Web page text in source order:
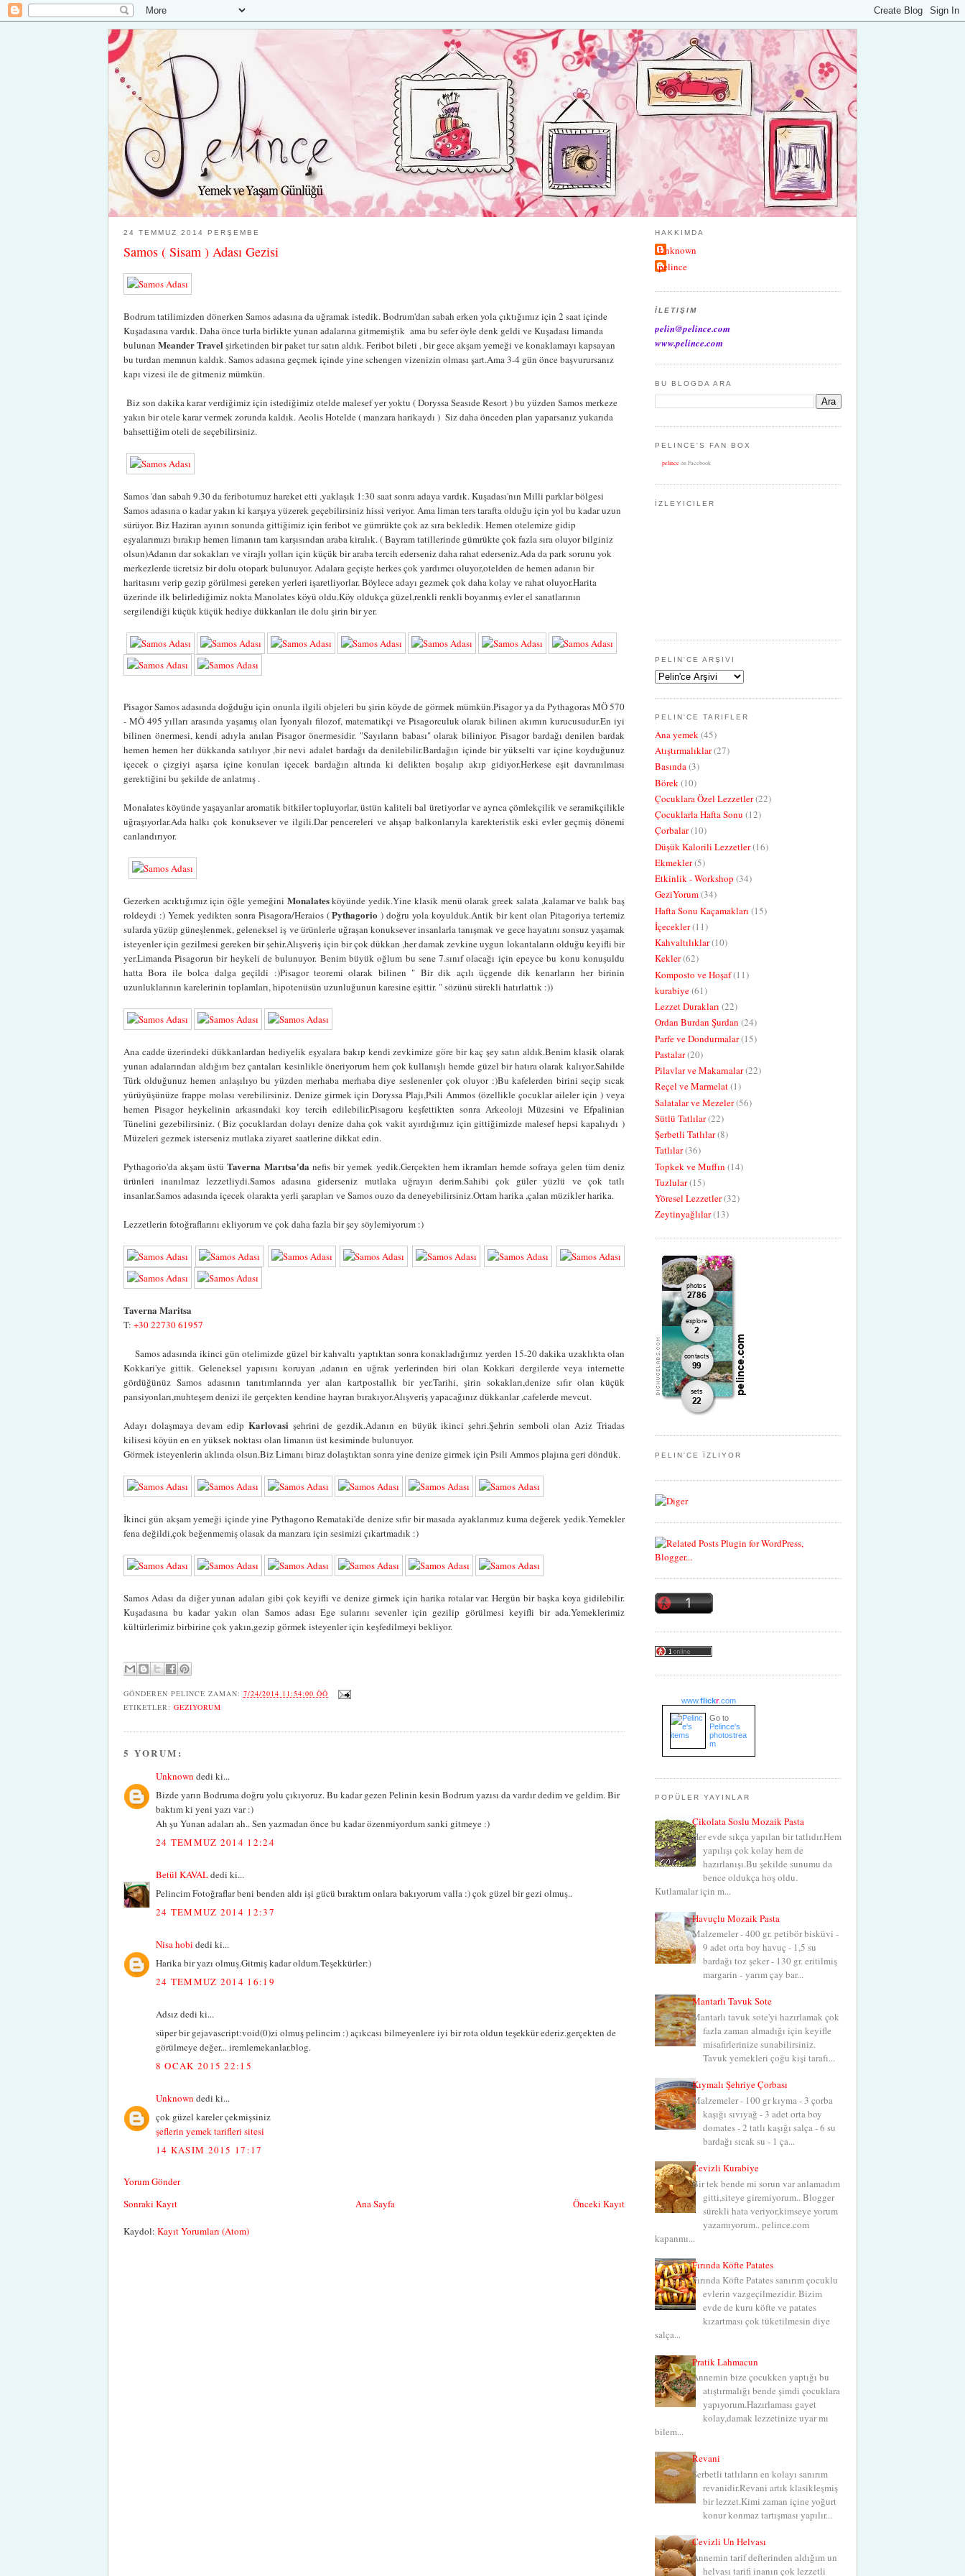
24 TEMMUZ 2014 PERŞEMBE
Samos ( Sisam ) Adası Gezisi
Bodrum tatilimizden dönerken Samos adasına da uğramak istedik. Bodrum'dan sabah erken yola çıktığımız için 2 saat içinde
Kuşadasına vardık. Daha önce turla birlikte yunan adalarına gitmemiştik ama bu sefer öyle denk geldi ve Kuşadası limanda
bulunan Meander Travelşirketinden bir paket tur satın aldık. Feribot bileti , bir gece akşam yemeği ve konaklamayı kapsayan
bu turdan memnun kaldık. Samos adasına geçmek içinde yine schengen vizenizin olması şart.Ama 3-4 gün önce başvurursanız
kapı vizesi ile de gitmeniz mümkün.
Biz son dakika karar verdiğimiz için istediğimiz otelde malesef yer yoktu ( Doryssa Seasıde Resort ) bu yüzden Samos merkeze
yakın bir otele karar vermek zorunda kaldık. Aeolis Hotelde ( manzara harikaydı ) Siz daha önceden plan yaparsanız yukarıda
bahsettiğim oteli de seçebilirsiniz.
Samos 'dan sabah 9.30 da feribotumuz hareket etti ,yaklaşık 1:30 saat sonra adaya vardık. Kuşadası'nın Milli parklar bölgesi
Samos adasına o kadar yakın ki karşıya yüzerek geçebilirsiniz hissi veriyor. Ama liman ters tarafta olduğu için yol bu kadar uzun
sürüyor. Biz Haziran ayının sonunda gittiğimiz için feribot ve gümrükte çok az sıra bekledik. Hemen otelemize gidip
eşyalarımızı bırakıp hemen limanın tam karşısından araba kiralık. ( Bayram tatillerinde gümrükte çok fazla sıra oluyor bilginiz
olsun)Adanın dar sokakları ve virajlı yolları için küçük bir araba tercih ederseniz daha rahat ederseniz.Ada da park sorunu yok
merkezlerde ücretsiz bir dolu otopark bulunuyor. Adalara geçişte herkes çok yardımcı oluyor,otelden de hemen adanın bir
haritasını verip gezip görülmesi gereken yerleri işaretliyorlar. Böylece adayı gezmek çok daha kolay ve rahat oluyor.Harita
üzerinde ilk belirlediğimiz nokta Manolates köyü oldu.Köy oldukça güzel,renkli renkli boyanmış evler el sanatlarının
sergilendiği küçük küçük hediye dükkanları ile dolu şirin bir yer.
Pisagor Samos adasında doğduğu için onunla ilgili objeleri bu şirin köyde de görmek mümkün.Pisagor ya da Pythagoras MÖ 570
- MÖ 495 yılları arasında yaşamış olan İyonyalı filozof, matematikçi ve Pisagorculuk olarak bilinen akımın kurucusudur.En iyi
bilinen önermesi, kendi adıyla anılan Pisagor önermesidir. "Sayıların babası" olarak biliniyor. Pisagor bardağı denilen bardak
hemen hemen her dükkanda satılıyor ,bir nevi adalet bardağı da denilebilir.Bardağın içinde bir yükselti var içine koyduğunuz
içecek o çizgiyi aşarsa içine konulan içecek bardağın altında ki delikten boşalıp akıp gidiyor.Herkese eşit davranılması
gerektiğini bu şekilde de anlatmış .
Monalates köyünde yaşayanlar aromatik bitkiler topluyorlar, üstün kaliteli bal üretiyorlar ve ayrıca çömlekçilik ve seramikçilikle
uğraşıyorlar.Ada halkı çok konuksever ve ilgili.Dar pencereleri ve ahşap balkonlarıyla karekteristik eski evler geçmiş dönemi
canlandırıyor.
Gezerken acıktığımız için öğle yemeğini Monalatesköyünde yedik.Yine klasik menü olarak greek salata ,kalamar ve balık baş
roldeydi :) Yemek yedikten sonra Pisagora/Heraios (Pythagorio ) doğru yola koyulduk.Antik bir kent olan Pitagoriya tertemiz
sularda yüzüp güneşlenmek, geleneksel iş ve ürünlerle uğraşan konuksever insanlarla tanışmak ve gece hayatını sonsuz yaşamak
isteyenler için gezilmesi gereken bir şehir.Alışveriş için bir çok dükkan ,her damak zevkine uygun lokantaların olduğu keyifli bir
yer.Limanda Pisagorun bir heykeli de bulunuyor. Benim büyük oğlum bu sene 7.sınıf olacağı için epeyce bu konu konuşuldu
hatta Bora ile bolca dalga geçildi :)Pisagor teoremi olarak bilinen " Bir dik açılı üçgende dik kenarların her birinin
uzunluklarının karelerinin toplamları, hipotenüsün uzunluğunun karesine eşittir. " sözünü sürekli hatırlattık :))
Ana cadde üzerindeki dükkanlardan hediyelik eşyalara bakıp kendi zevkimize göre bir kaç şey satın aldık.Benim klasik olarak
yunan adalarından aldığım bez çantaları kesinlikle öneriyorum hem çok kullanışlı hemde güzel bir hatıra olarak kalıyor.Sahilde
Türk olduğunuz hemen anlaşılıyo bu yüzden merhaba merhaba diye seslenenler çok oluyor :)Bu kafelerden birini seçip sıcak
yürüyüşünüze frappe molası verebilirsiniz. Denize girmek için Doryssa Plajı,Psili Ammos (özellikle çocuklar aileler için ) veya
hemen Pisagor heykelinin arkasındaki koy tercih edilebilir.Pisagoru keşfettikten sonra Arkeoloji Müzesini ve Efpalinian
Tünelini gezebilirsiniz. ( Biz çocuklardan dolayı denize daha çok vakit ayırdığımız için gittiğimizde malesef hepsi kapalıydı )
Müzeleri gezmek isterseniz mutlaka ziyaret saatlerine dikkat edin.
Pythagorio'da akşam üstüTaverna Marıtsa'da nefis bir yemek yedik.Gerçekten hem ikramları hemde sofraya gelen tüm deniz
ürünleri inanılmaz lezzetliydi.Samos adasına giderseniz mutlaka uğrayın derim.Sahibi çok güler yüzlü ve çok tatlı
insanlar.Samos adasında içecek olarakta yerli şarapları ve Samos ouzo da deneyebilirsiniz.Ortam harika ,çalan müzikler harika.
Lezzetlerin fotoğraflarını ekliyorum ve çok daha fazla bir şey söylemiyorum :)
Taverna Maritsa
T: +30 22730 61957
Samos adasında ikinci gün otelimizde güzel bir kahvaltı yaptıktan sonra konakladığımız yerden 15-20 dakika uzaklıkta olan
Kokkari'ye gittik. Geleneksel yapısını koruyan ,adanın en uğrak yerlerinden biri olan Kokkari dergilerde veya internette
gördüğünüz Samos adasının tanıtımlarında yer alan kartpostallık bir yer.Tarihi, şirin sokakları,denize sıfır olan küçük
pansiyonları,muhteşem denizi ile gerçekten kendine hayran bırakıyor.Alışveriş yapacağınız dükkanlar ,cafelerde mevcut.
Adayı dolaşmaya devam edip Karlovasişehrini de gezdik.Adanın en büyük ikinci şehri.Şehrin semboli olan Aziz Triadas
kilisesi köyün en en yüksek noktası olan limanın üst kesiminde bulunuyor.
Görmek isteyenlerin aklında olsun.Biz Limanı biraz dolaştıktan sonra yine denize girmek için Psili Ammos plajına geri döndük.
İkinci gün akşam yemeği içinde yine Pythagorıo Remataki'de denize sıfır bir masada ayaklarımız kuma değerek yedik.Yemekler
fena değildi,çok beğenmemiş olasak da manzara için sesimizi çıkartmadık :)
Samos Adası da diğer yunan adaları gibi çok keyifli ve denize girmek için harika rotalar var. Hergün bir başka koya gidilebilir.
Kuşadasına bu kadar yakın olan Samos adası Ege sularını sevenler için gezilip görülmesi keyifli bir ada.Yemeklerimiz
kültürlerimiz birbirine çok yakın,gezip görmek isteyenler için keşfedilmeyi bekliyor.
GÖNDEREN PELINCE ZAMAN:7/24/2014 11:54:00 ÖÖ
ETIKETLER: GEZIYORUM
5 YORUM:
Unknown dedi ki...
Bizde yarın Bodruma doğru yolu çıkıyoruz. Bu kadar gezen Pelinin kesin Bodrum yazısı da vardır dedim ve geldim. Bir
baktım ki yeni yazı var :)
Ah şu Yunan adaları ah.. Sen yazmadan önce bu kadar özenmiyordum sanki gitmeye :)
24 TEMMUZ 2014 12:24
Betül KAVALdedi ki...
Pelincim Fotoğraflar beni benden aldı işi gücü bıraktım onlara bakıyorum valla :) çok güzel bir gezi olmuş..
24 TEMMUZ 2014 12:37
Nisa hobi dedi ki...
Harika bir yazı olmuş.Gitmiş kadar oldum.Teşekkürler:)
24 TEMMUZ 2014 16:19
Adsız dedi ki...
süper bir gejavascript:void(0)zi olmuş pelincim :) açıkcası bilmeyenlere iyi bir rota oldun teşekkür ederiz.gerçekten de
görülmeye değer... iremlemekanlar.blog.
8 OCAK 2015 22:15
Unknown dedi ki...
çok güzel kareler çekmişsiniz
şeflerin yemek tarifleri sitesi
14 KASIM 2015 17:17
Yorum Gönder
Sonraki Kayıt
Önceki Kayıt
Ana Sayfa
Kaydol: Kayıt Yorumları (Atom)
HAKKIMDA
Unknown
pelince
İLETIŞIM
pelin@pelince.com
www.pelince.com
BU BLOGDA ARA
PELINCE'S FAN BOX
pelince on Facebook
İZLEYICILER
PELIN'CE ARŞIVI
PELIN'CE TARIFLER
Ana yemek(45)
Atıştırmalıklar(27)
Basında(3)
Börek(10)
Çocuklara Özel Lezzetler(22)
Çocuklarla Hafta Sonu (12)
Çorbalar(10)
Düşük Kalorili Lezzetler(16)
Ekmekler(5)
Etkinlik - Workshop (34)
GeziYorum(34)
Hafta Sonu Kaçamakları (15)
İçecekler(11)
Kahvaltılıklar(10)
Kekler(62)
Komposto ve Hoşaf(11)
kurabiye(61)
Lezzet Durakları (22)
Ordan Burdan Şurdan (24)
Parfe ve Dondurmalar(15)
Pastalar(20)
Pilavlar ve Makarnalar(22)
Reçel ve Marmelat(1)
Salatalar ve Mezeler(56)
Sütlü Tatlılar(22)
Şerbetli Tatlılar(8)
Tatlılar(36)
Topkek ve Muffın (14)
Tuzlular(15)
Yöresel Lezzetler(32)
Zeytinyağlılar(13)
PELIN'CE İZLIYOR
www.flickr.com
Go to
Pelince's
photostrea
m
POPÜLER YAYINLAR
Çikolata Soslu Mozaik Pasta
Her evde sıkça yapılan bir tatlıdır.Hem
yapılışı çok kolay hem de
hazırlanışı.Bu şekilde sunumu da
bence oldukça hoş oldu.
Kutlamalar için m...
Havuçlu Mozaik Pasta
Malzemeler - 400 gr. petibör bisküvi -
9 adet orta boy havuç - 1,5 su
bardağı toz şeker - 130 gr. eritilmiş
margarin - yarım çay bar...
Mantarlı Tavuk Sote
Mantarlı tavuk sote'yi hazırlamak çok
fazla zaman almadığı için keyifle
misafirlerinize sunabilirsiniz.
Tavuk yemekleri çoğu kişi tarafı...
Kıymalı Şehriye Çorbası
Malzemeler - 100 gr kıyma - 3 çorba
kaşığı sıvıyağ - 3 adet orta boy
domates - 2 tatlı kaşığı salça - 6 su
bardağı sıcak su - 1 ça...
Cevizli Kurabiye
Bir tek bende mi sorun var anlamadım
gitti,siteye giremiyorum.. Blogger
sürekli hata veriyor,kimseye yorum
yazamıyorum.. pelince.com
kapanmı...
Fırında Köfte Patates
Fırında Köfte Patates sanırım çocuklu
evlerin vazgeçilmezidir. Bizim
evde de kuru köfte ve patates
kızartması çok tüketilmesin diye
salça...
Pratik Lahmacun
Annemin bize çocukken yaptığı bu
atıştırmalığı bende şimdi çocuklara
yapıyorum.Hazırlaması gayet
kolay,damak lezzetinize uyar mı
bilem...
Revani
Şerbetli tatlıların en kolayı sanırım
revanidir.Revani artık klasikleşmiş
bir lezzet.Kimi zaman içine yoğurt
konur konmaz tartışması yapılır...
Cevizli Un Helvası
Annemin tarif defterinden aldığım un
helvası tarifi inanın çok lezzetli